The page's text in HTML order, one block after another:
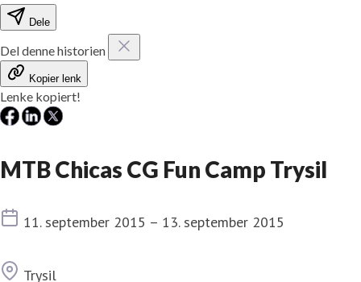
Dele
Del denne historien
Kopier lenk
Lenke kopiert!
MTB Chicas CG Fun Camp Trysil
Dato
11. september 2015 – 13. september 2015
Sted
Trysil